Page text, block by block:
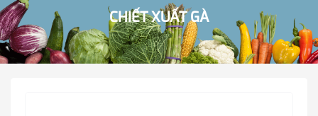
CHIẾT XUẤT GÀ